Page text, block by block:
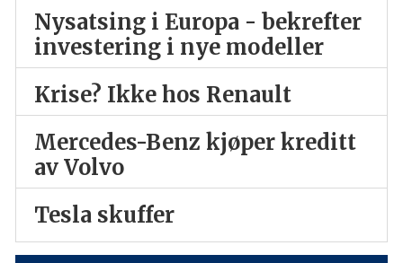
Nysatsing i Europa - bekrefter
investering i nye modeller
Krise? Ikke hos Renault
Mercedes-Benz kjøper kreditt
av Volvo
Tesla skuffer